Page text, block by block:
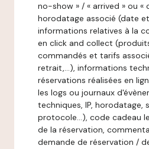
no-show » / « arrived » ou «
horodatage associé (date
informations relatives à la
en click and collect
commandés et tarifs
retrait,…), informations
réservations réalisées en
les logs ou journaux
techniques, IP, horodatage,
protocole…), code cadeau
de la réservation,
demande de réservation /